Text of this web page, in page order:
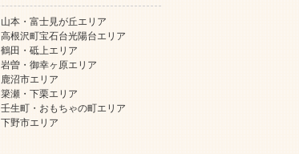
山本・富士見が丘エリア
高根沢町宝石台光陽台エリア
鶴田・砥上エリア
岩曽・御幸ヶ原エリア
鹿沼市エリア
簗瀬・下栗エリア
壬生町・おもちゃの町エリア
下野市エリア